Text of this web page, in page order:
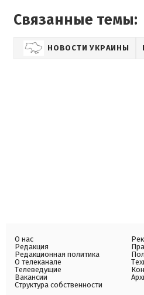
Связанные темы:
НОВОСТИ УКРАИНЫ
О нас
Редакция
Редакционная политика
О телеканале
Телеведущие
Вакансии
Структура собственности